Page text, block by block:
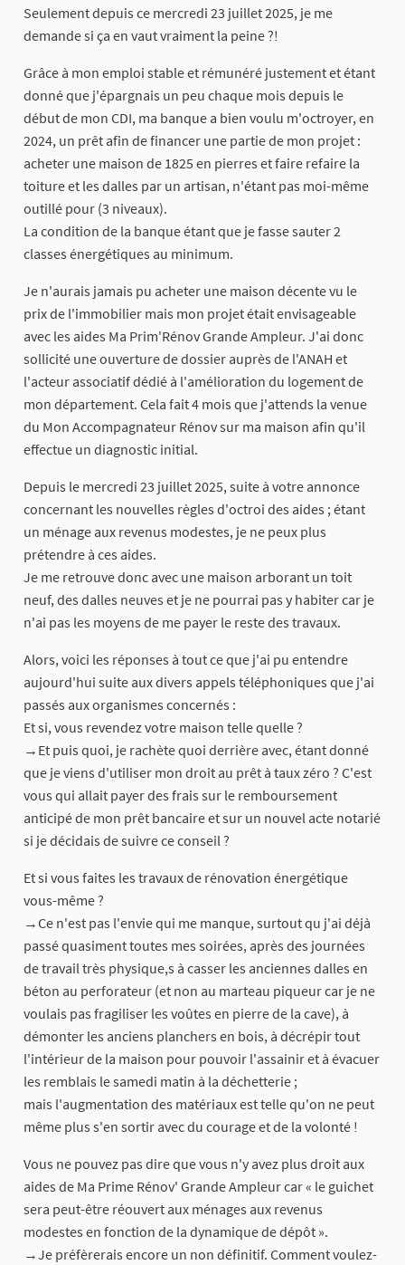
Seulement depuis ce mercredi 23 juillet 2025, je me
demande si ça en vaut vraiment la peine ?!
Grâce à mon emploi stable et rémunéré justement et étant
donné que j'épargnais un peu chaque mois depuis le
début de mon CDI, ma banque a bien voulu m'octroyer, en
2024, un prêt afin de financer une partie de mon projet :
acheter une maison de 1825 en pierres et faire refaire la
toiture et les dalles par un artisan, n'étant pas moi-même
outillé pour (3 niveaux).
La condition de la banque étant que je fasse sauter 2
classes énergétiques au minimum.
Je n'aurais jamais pu acheter une maison décente vu le
prix de l'immobilier mais mon projet était envisageable
avec les aides Ma Prim'Rénov Grande Ampleur. J'ai donc
sollicité une ouverture de dossier auprès de l'ANAH et
l'acteur associatif dédié à l'amélioration du logement de
mon département. Cela fait 4 mois que j'attends la venue
du Mon Accompagnateur Rénov sur ma maison afin qu'il
effectue un diagnostic initial.
Depuis le mercredi 23 juillet 2025, suite à votre annonce
concernant les nouvelles règles d'octroi des aides ; étant
un ménage aux revenus modestes, je ne peux plus
prétendre à ces aides.
Je me retrouve donc avec une maison arborant un toit
neuf, des dalles neuves et je ne pourrai pas y habiter car je
n'ai pas les moyens de me payer le reste des travaux.
Alors, voici les réponses à tout ce que j'ai pu entendre
aujourd'hui suite aux divers appels téléphoniques que j'ai
passés aux organismes concernés :
Et si, vous revendez votre maison telle quelle ?
→Et puis quoi, je rachète quoi derrière avec, étant donné
que je viens d'utiliser mon droit au prêt à taux zéro ? C'est
vous qui allait payer des frais sur le remboursement
anticipé de mon prêt bancaire et sur un nouvel acte notarié
si je décidais de suivre ce conseil ?
Et si vous faites les travaux de rénovation énergétique
vous-même ?
→Ce n'est pas l'envie qui me manque, surtout qu j'ai déjà
passé quasiment toutes mes soirées, après des journées
de travail très physique,s à casser les anciennes dalles en
béton au perforateur (et non au marteau piqueur car je ne
voulais pas fragiliser les voûtes en pierre de la cave), à
démonter les anciens planchers en bois, à décrépir tout
l'intérieur de la maison pour pouvoir l'assainir et à évacuer
les remblais le samedi matin à la déchetterie ;
mais l'augmentation des matériaux est telle qu'on ne peut
même plus s'en sortir avec du courage et de la volonté !
Vous ne pouvez pas dire que vous n'y avez plus droit aux
aides de Ma Prime Rénov' Grande Ampleur car « le guichet
sera peut-être réouvert aux ménages aux revenus
modestes en fonction de la dynamique de dépôt ».
→Je préfèrerais encore un non définitif. Comment voulez-